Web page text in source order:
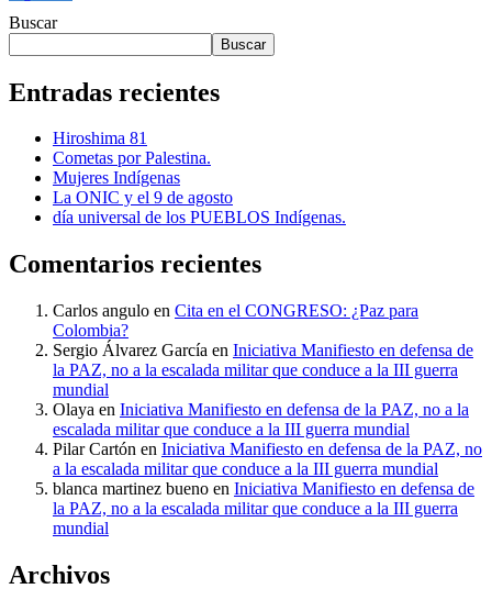
Buscar
Buscar
Entradas recientes
Hiroshima 81
Cometas por Palestina.
Mujeres Indígenas
La ONIC y el 9 de agosto
día universal de los PUEBLOS Indígenas.
Comentarios recientes
Carlos angulo en Cita en el CONGRESO: ¿Paz para
Colombia?
Sergio Álvarez García en Iniciativa Manifiesto en defensa de
la PAZ, no a la escalada militar que conduce a la III guerra
mundial
Olaya en Iniciativa Manifiesto en defensa de la PAZ, no a la
escalada militar que conduce a la III guerra mundial
Pilar Cartón en Iniciativa Manifiesto en defensa de la PAZ, no
a la escalada militar que conduce a la III guerra mundial
blanca martinez bueno en Iniciativa Manifiesto en defensa de
la PAZ, no a la escalada militar que conduce a la III guerra
mundial
Archivos